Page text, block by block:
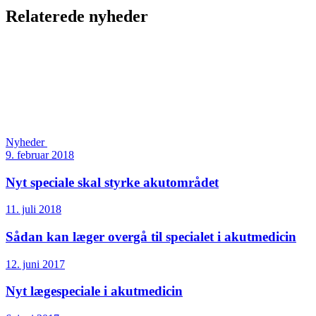
Relaterede nyheder
Nyheder
9. februar 2018
Nyt speciale skal styrke akutområdet
11. juli 2018
Sådan kan læger overgå til specialet i akutmedicin
12. juni 2017
Nyt lægespeciale i akutmedicin